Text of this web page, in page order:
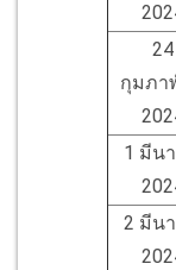
24
กุมภา
1 มีน
2 มีน